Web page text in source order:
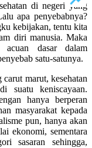
di negeri yang
apa penyebabnya?
kebijakan, tentu kita
diri manusia. Maka
acuan dasar dalam
satu-satunya.
marut, kesehatan
suatu keniscayaan.
hanya berperan
masyarakat kepada
pun, hanya akan
ekonomi, sementara
sasaran sehingga,